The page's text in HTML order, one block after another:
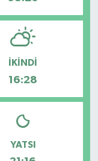
İKINDI
16:28
YATSI